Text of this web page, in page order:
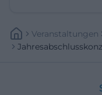
Veranstaltungen